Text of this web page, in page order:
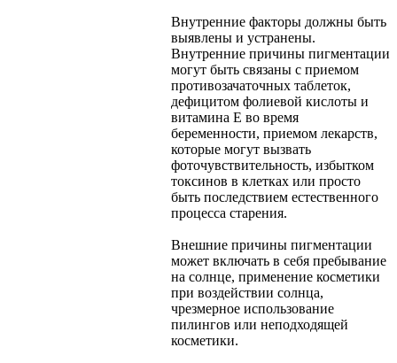
Внутренние факторы должны быть
выявлены и устранены.
Внутренние причины пигментации
могут быть связаны с приемом
противозачаточных таблеток,
дефицитом фолиевой кислоты и
витамина Е во время
беременности, приемом лекарств,
которые могут вызвать
фоточувствительность, избытком
токсинов в клетках или просто
быть последствием естественного
процесса старения.
Внешние причины пигментации
может включать в себя пребывание
на солнце, применение косметики
при воздействии солнца,
чрезмерное использование
пилингов или неподходящей
косметики.